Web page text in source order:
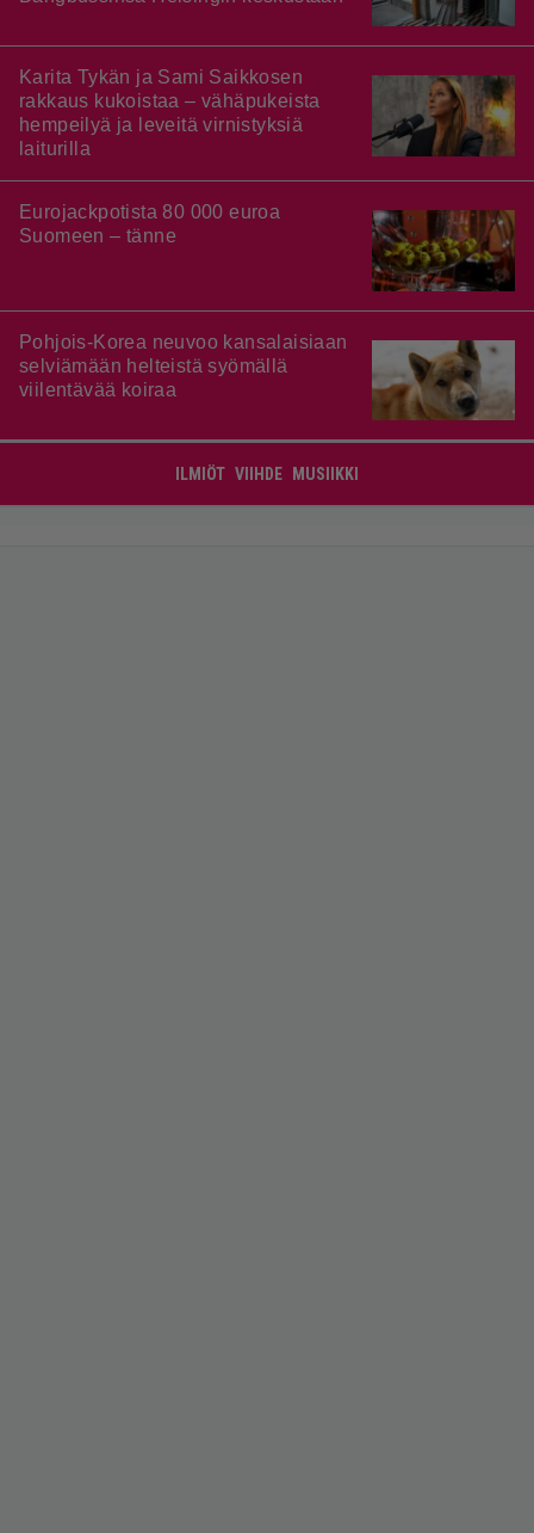
Karita Tykän ja Sami Saikkosen
rakkaus kukoistaa – vähäpukeista
hempeilyä ja leveitä virnistyksiä
laiturilla
Eurojackpotista 80 000 euroa
Suomeen – tänne
Pohjois-Korea neuvoo kansalaisiaan
selviämään helteistä syömällä
viilentävää koiraa
ILMIÖT VIIHDE MUSIIKKI